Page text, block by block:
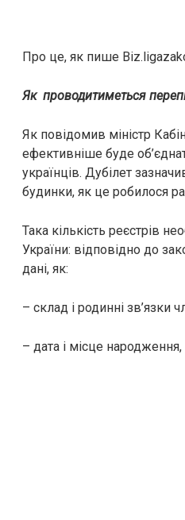
Про це, як пише
Як проводитиметься
Як повідомив міністр
ефективніше буде
українців. Дубілет
будинки, як це робилося
Така кількість реєстрів
України: відповідно до
дані, як:
– склад і родинні зв’язки
– дата і місце народження,